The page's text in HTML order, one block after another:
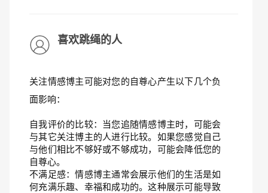
喜欢跳绳的人
关注情感博主可能对您的自尊心产生以下几个负
面影响：
自我评价的比较：当您追随情感博主时，可能会
与其它关注博主的人进行比较。如果您感觉自己
与他们相比不够好或不够成功，可能会降低您的
自尊心。
不满足感：情感博主通常会展示他们的生活是如
何充满乐趣、幸福和成功的。这种展示可能导致